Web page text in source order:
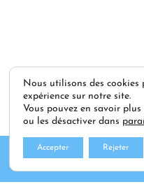
DEMANDEZ
Nous utilisons des
expérience sur notre site.
Vous pouvez en savoir
ou les désactiver dans
Accepter Rejeter